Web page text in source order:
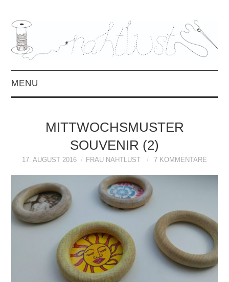
MENU
MITTWOCHSMIX &
INTERVIEWS
FREEBOOKS &
TUTORIALS
WORKSHOPS
MITTWOCHSMUSTER
SOUVENIR (2)
17. AUGUST 2016 FRAU NAHTLUST 7 KOMMENTARE